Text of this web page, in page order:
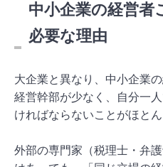
中小企業の経営
必要な理由
大企業と異なり、中小企業
経営幹部が少なく、自分一
ければならないことがほとん
外部の専門家（税理士・弁